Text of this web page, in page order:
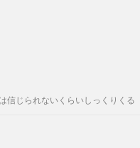
信じられないくらいしっくりくる